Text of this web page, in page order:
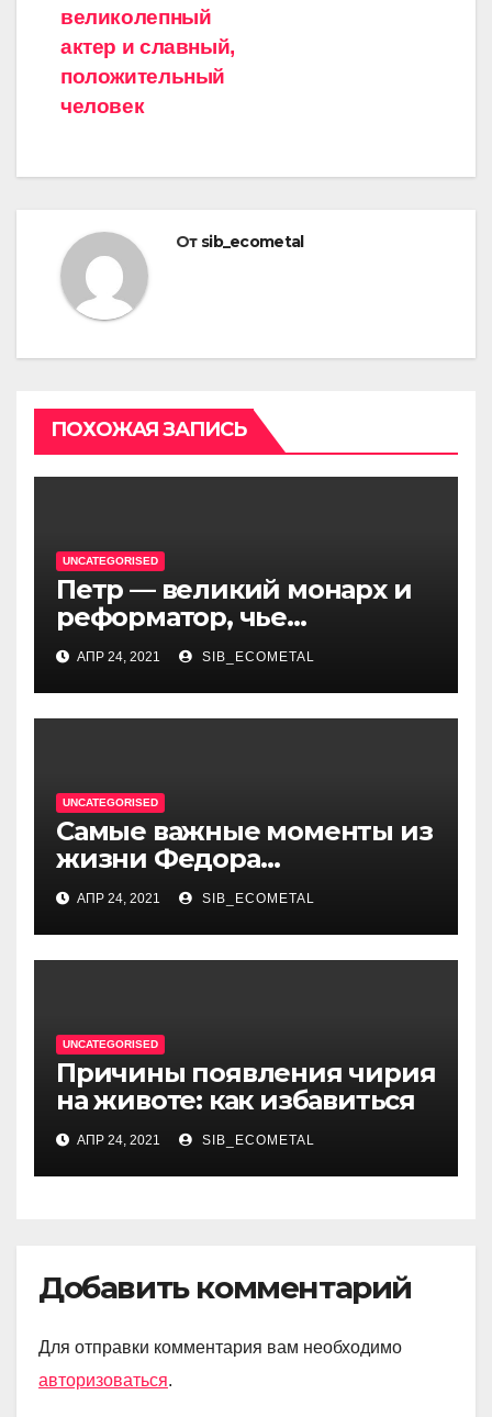
великолепный
актер и славный,
положительный
человек
От sib_ecometal
ПОХОЖАЯ ЗАПИСЬ
UNCATEGORISED
Петр — великий монарх и
реформатор, чье
правление стало вехой в
истории России и обрёл
международное
признание
АПР 24, 2021 SIB_ECOMETAL
UNCATEGORISED
Самые важные моменты из
жизни Федора
Достоевского — от детства
и становления писателя до
трагических событий и
восхождения на
АПР 24, 2021 SIB_ECOMETAL
UNCATEGORISED
Причины появления чирия
на животе: как избавиться
АПР 24, 2021 SIB_ECOMETAL
Добавить комментарий
Для отправки комментария вам необходимо
авторизоваться.